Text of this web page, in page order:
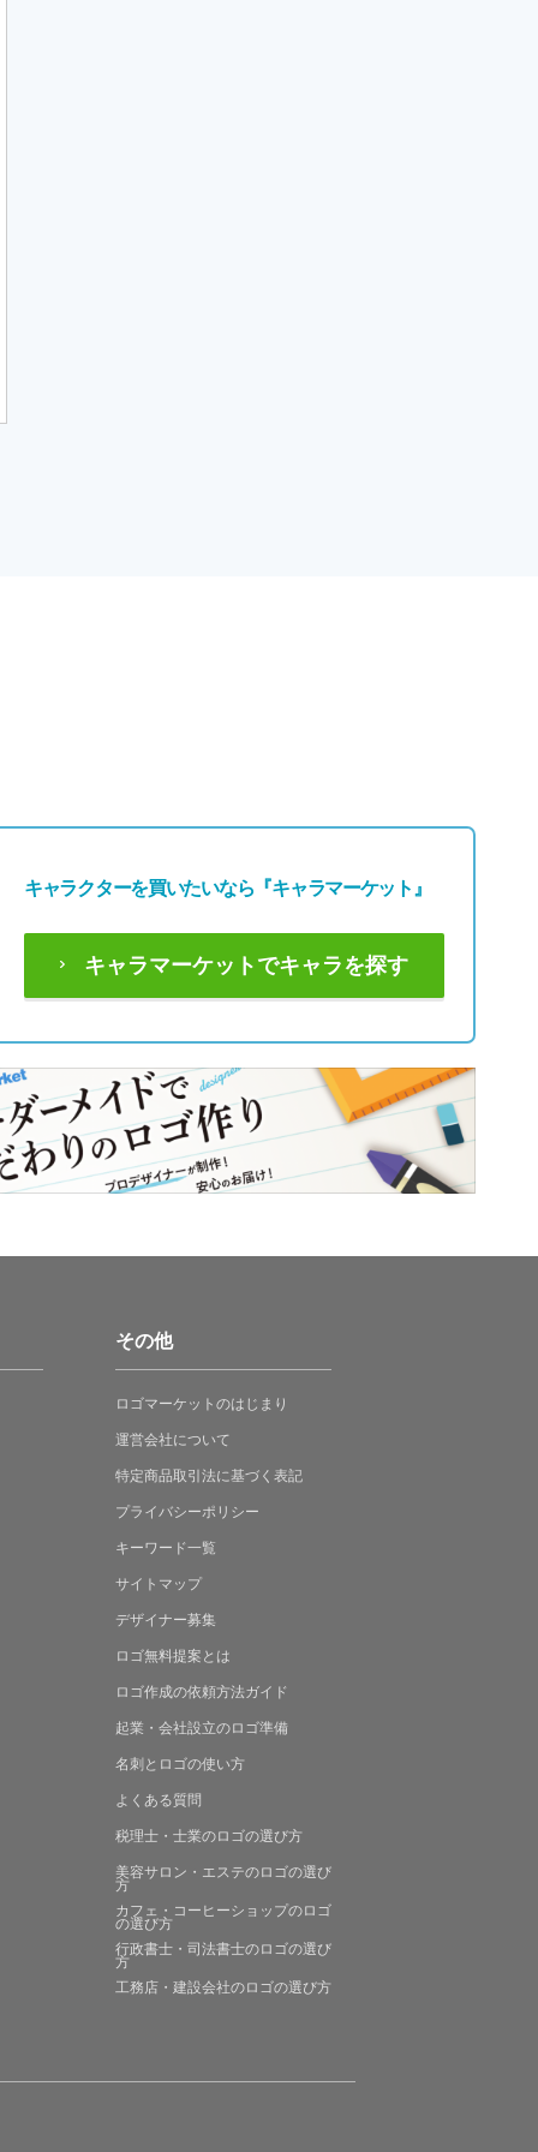
キャラクターを買いたいなら 『キャラマーケット』
キャラマーケットでキャラを探す
その他
ロゴマーケットのはじまり
運営会社について
特定商品取引法に基づく表記
プライバシーポリシー
キーワード一覧
サイトマップ
デザイナー募集
ロゴ無料提案とは
ロゴ作成の依頼方法ガイド
起業・会社設立のロゴ準備
名刺とロゴの使い方
よくある質問
税理士・士業のロゴの選び方
美容サロン・エステのロゴの選び
方
カフェ・コーヒーショップのロゴ
の選び方
行政書士・司法書士のロゴの選び
方
工務店・建設会社のロゴの選び方